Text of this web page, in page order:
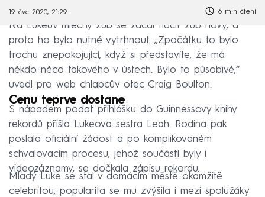
19. čvc 2020, 21:29 6 min čtení
Na Lukeův mléčný zub se začal tlačit zub nový, a
proto ho bylo nutné vytrhnout. „Zpočátku to bylo
trochu znepokojující, když si představíte, že má
někdo něco takového v ústech. Bylo to působivé,“
uvedl pro web chlapcův otec Craig Boulton.
Cenu teprve dostane
S nápadem podat přihlášku do Guinnessovy knihy
rekordů přišla Lukeova sestra Leah. Rodina pak
poslala oficiální žádost a po komplikovaném
schvalovacím procesu, jehož součástí byly i
videozáznamy, se dočkala zápisu rekordu.
Mladý Luke se stal v domácím městě okamžitě
celebritou, popularita se mu zvýšila i mezi spolužáky